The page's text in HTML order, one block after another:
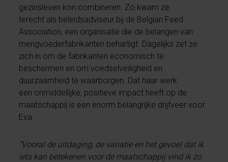
gezinsleven kon combineren. Zo kwam ze
terecht als beleidsadviseur bij de Belgian Feed
Association, een organisatie die de belangen van
mengvoederfabrikanten behartigt. Dagelijks zet ze
zich in om de fabrikanten economisch te
beschermen en om voedselveiligheid en
duurzaamheid te waarborgen. Dat haar werk
een onmiddellijke, positieve impact heeft op de
maatschappij is een enorm belangrijke drijfveer voor
Eva.
“Vooral de uitdaging, de variatie en het gevoel dat ik
iets kan betekenen voor de maatschappij vind ik zo